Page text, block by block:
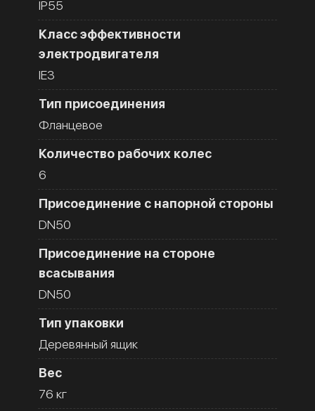
IP55
Класс эффективности
электродвигателя
IE3
Тип присоединения
Фланцевое
Количество рабочих колес
6
Присоединение с напорной стороны
DN50
Присоединение на стороне
всасывания
DN50
Тип упаковки
Деревянный ящик
Вес
76 кг